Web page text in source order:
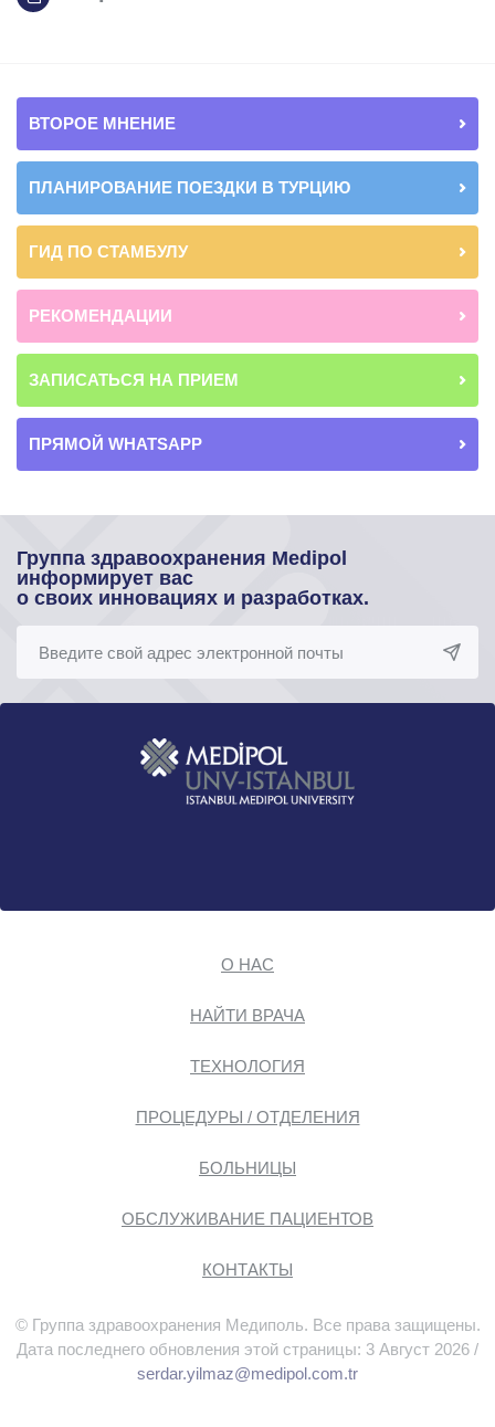
ВТОРОЕ МНЕНИЕ
ПЛАНИРОВАНИЕ ПОЕЗДКИ В ТУРЦИЮ
ГИД ПО СТАМБУЛУ
РЕКОМЕНДАЦИИ
ЗАПИСАТЬСЯ НА ПРИЕМ
ПРЯМОЙ WHATSAPP
Группа здравоохранения Medipol
информирует вас
о своих инновациях и разработках.
О НАС
НАЙТИ ВРАЧА
ТЕХНОЛОГИЯ
ПРОЦЕДУРЫ / ОТДЕЛЕНИЯ
БОЛЬНИЦЫ
ОБСЛУЖИВАНИЕ ПАЦИЕНТОВ
КОНТАКТЫ
© Группа здравоохранения Медиполь. Все права защищены.
Дата последнего обновления этой страницы: 3 Август 2026 /
serdar.yilmaz@medipol.com.tr